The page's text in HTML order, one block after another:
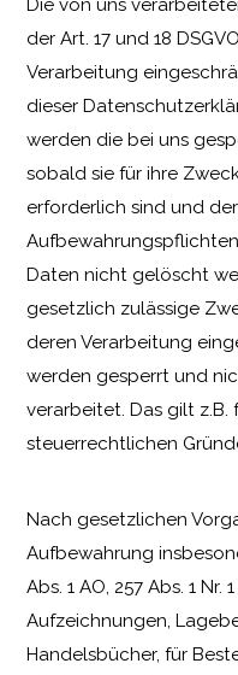
Die von uns
der Art. 17 und 18
Verarbeitung
dieser
werden die bei uns
sobald sie für ihre
erforderlich sind und
Daten nicht gelöscht
gesetzlich zulässige
deren Verarbeitung
werden gesperrt und
verarbeitet. Das gilt
steuerrechtlichen
Nach gesetzlichen
Aufbewahrung
Abs. 1 AO, 257 Abs. 1 Nr.
Aufzeichnungen,
Handelsbücher, für